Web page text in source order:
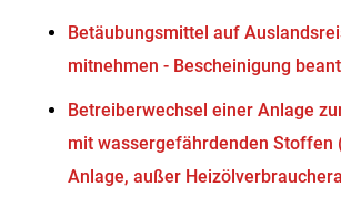
Betäubungsmittel auf
mitnehmen - Bescheinigung
Betreiberwechsel einer Anlage
mit wassergefährdenden Stoffen
Anlage, außer